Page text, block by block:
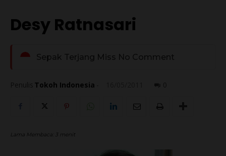
Desy Ratnasari
Sepak Terjang Miss No Comment
Tokoh Indonesia
Lama Membaca: 3 menit